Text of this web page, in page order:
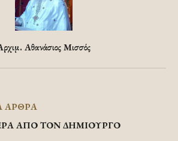
Αθανάσιος Μισσός
ΑΡΘΡΑ
ΑΠΟ ΤΟΝ ΔΗΜΙΟΥΡΓΟ